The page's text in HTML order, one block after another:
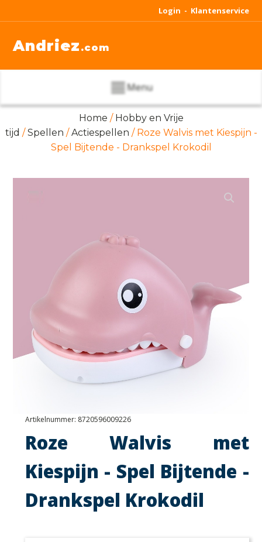
Login - Klantenservice
Andriez .com
Menu
Home / Hobby en Vrije
tijd /Spellen /Actiespellen / Roze Walvis met Kiespijn -
Spel Bijtende - Drankspel Krokodil
Artikelnummer: 8720596009226
Roze Walvis met
Kiespijn - Spel Bijtende -
Drankspel Krokodil